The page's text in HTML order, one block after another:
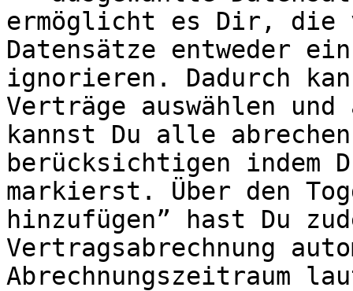
ermöglicht es Dir, die
Datensätze entweder
ignorieren. Dadurch
Verträge auswählen
kannst Du alle
berücksichtigen indem
markierst. Über den
hinzufügen” hast Du
Vertragsabrechnung
Abrechnungszeitraum